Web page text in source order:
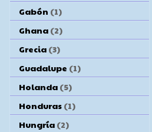
Gabón (1)
Ghana (2)
Grecia (3)
Guadalupe (1)
Holanda (5)
Honduras (1)
Hungría (2)